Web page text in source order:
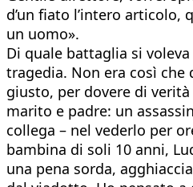
d’un fiato l’intero
un uomo».
Di quale battaglia si
tragedia. Non era così che
giusto, per dovere di
marito e padre: un
collega – nel vederlo per
bambina di soli 10 anni,
una pena sorda,